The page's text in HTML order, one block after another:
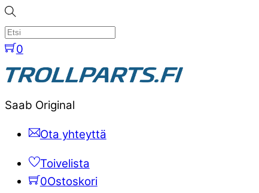
Skip
to
content
0
Menu
Saab Original
Ota yhteyttä
Toivelista
0Ostoskori